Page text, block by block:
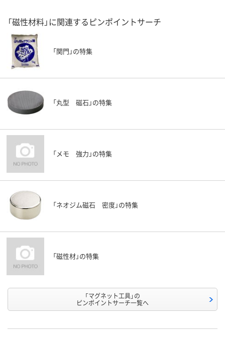
「磁性材料」に関連するピンポイントサーチ
「関門」の特集
「丸型 磁石」の特集
「メモ 強力」の特集
「ネオジム磁石 密度」の特集
「磁性材」の特集
「マグネット工具」の
ピンポイントサーチ一覧へ